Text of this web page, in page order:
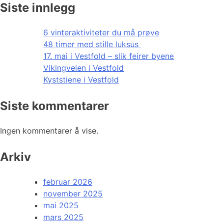
Siste innlegg
6 vinteraktiviteter du må prøve
48 timer med stille luksus
17. mai i Vestfold – slik feirer byene
Vikingveien i Vestfold
Kyststiene i Vestfold
Siste kommentarer
Ingen kommentarer å vise.
Arkiv
februar 2026
november 2025
mai 2025
mars 2025